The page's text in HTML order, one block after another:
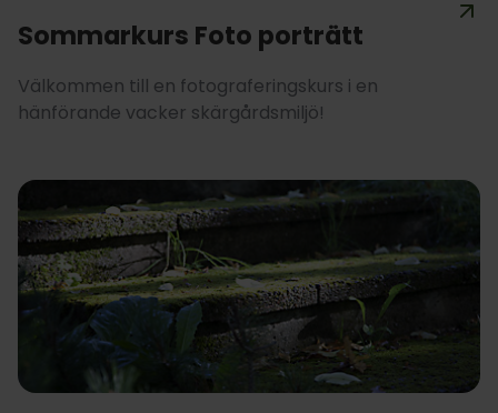
Sommarkurs Foto porträtt
Välkommen till en fotograferingskurs i en
hänförande vacker skärgårdsmiljö!